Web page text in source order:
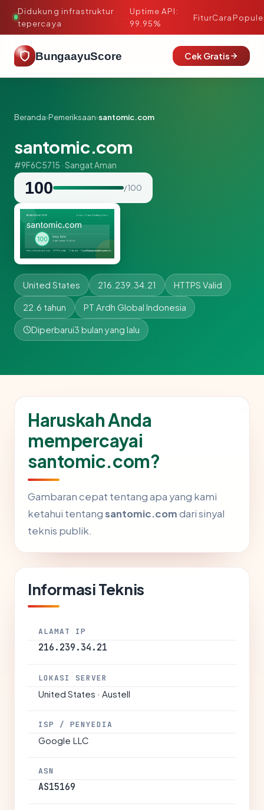
Didukung infrastruktur
tepercaya
·
Uptime API:
99.95%
FiturCara
BungaayuScore Cek Gratis
Beranda›Pemeriksaan›santomic.com
santomic.com
#9F6C5715 · Sangat Aman
100 / 100
United States 216.239.34.21 HTTPS Valid
22.6 tahun PT Ardh Global Indonesia
Diperbarui3 bulan yang lalu
Haruskah Anda
mempercayai
santomic.com?
Gambaran cepat tentang apa yang kami
ketahui tentangsantomic.comdari sinyal
teknis publik.
Informasi Teknis
ALAMAT IP
216.239.34.21
LOKASI SERVER
United States · Austell
ISP / PENYEDIA
Google LLC
ASN
AS15169